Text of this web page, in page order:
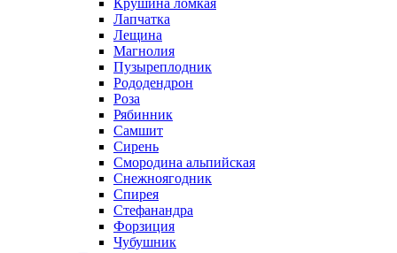
Крушина ломкая
Лапчатка
Лещина
Магнолия
Пузыреплодник
Рододендрон
Роза
Рябинник
Самшит
Сирень
Смородина альпийская
Снежноягодник
Спирея
Стефанандра
Форзиция
Чубушник